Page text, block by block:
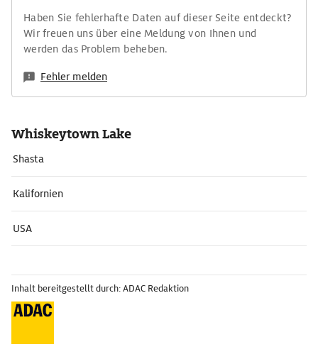
Haben Sie fehlerhafte Daten auf dieser Seite entdeckt?
Wir freuen uns über eine Meldung von Ihnen und
werden das Problem beheben.
Fehler melden
Whiskeytown Lake
Shasta
Kalifornien
USA
Inhalt bereitgestellt durch: ADAC Redaktion